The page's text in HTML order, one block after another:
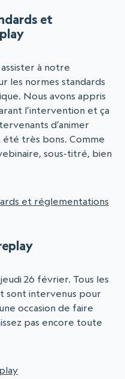
et
à notre
les normes standards
Nous avons appris
l’intervention et ça
d’animer
très bons. Comme
sous-titré, bien
et réglementations
26 février. Tous les
sont intervenus pour
occasion de faire
pas encore toute